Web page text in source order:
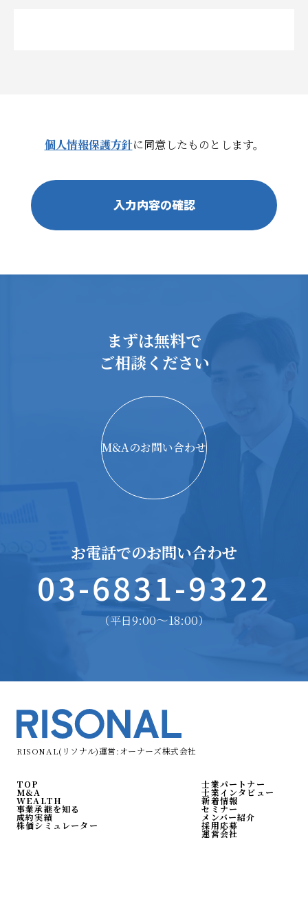
個人情報保護方針に同意したものとします。
まずは無料で
ご相談ください
M&Aのお問い合わせ
お電話でのお問い合わせ
03-6831-9322
（平日9:00〜18:00）
RISONAL(リソナル)運営:オーナーズ株式会社
TOP
M&A
WEALTH
事業承継を知る
成約実績
株価シミュレーター
士業パートナー
士業インタビュー
新着情報
セミナー
メンバー紹介
採用応募
運営会社